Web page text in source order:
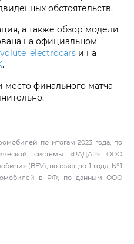
обстоятельств.
а также обзор модели
на официальном
и на
.
финального матча
по итогам 2023 года, по
системы «РАДАР» ООО
(BEV), возраст до 1 года; №1
в РФ, по данным ООО